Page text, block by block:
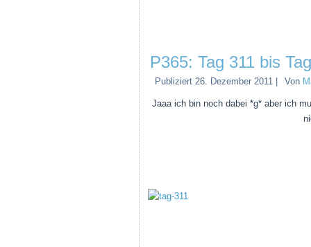
P365: Tag 311 bis
Publiziert 26. Dezember 2011 Von
Jaaa ich bin noch dabei *g* aber ich